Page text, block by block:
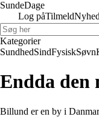
SundeDage
Log påTilmeld
Kategorier
SundhedSindFysiskSøvn
Endda den
Billund er en by i